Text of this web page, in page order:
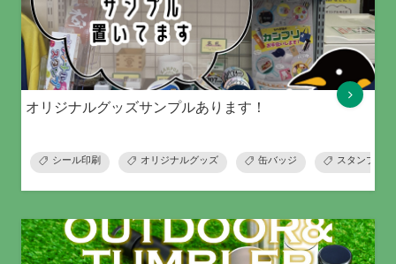
オリジナルグッズサンプルあります！
シール印刷 オリジナルグッズ 缶バッジ スタンプ